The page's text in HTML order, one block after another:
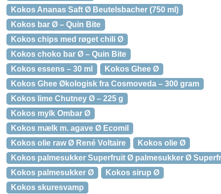
Kokos Ananas Saft Ø Beutelsbacher (750 ml)
Kokos bar Ø – Quin Bite
Kokos chips med røget chili Ø
Kokos choko bar Ø – Quin Bite
Kokos essens – 30 ml
Kokos Ghee Ø
Kokos Ghee Økologisk fra Cosmoveda – 300 gram
Kokos lime Chutney Ø – 225 g
Kokos mylk Ombar Ø
Kokos mælk m. agave Ø Ecomil
Kokos olie raw Ø René Voltaire
Kokos olie Ø
Kokos palmesukker Superfruit Ø palmesukker Ø
Kokos palmesukker Ø
Kokos sirup Ø
Kokos skuresvamp